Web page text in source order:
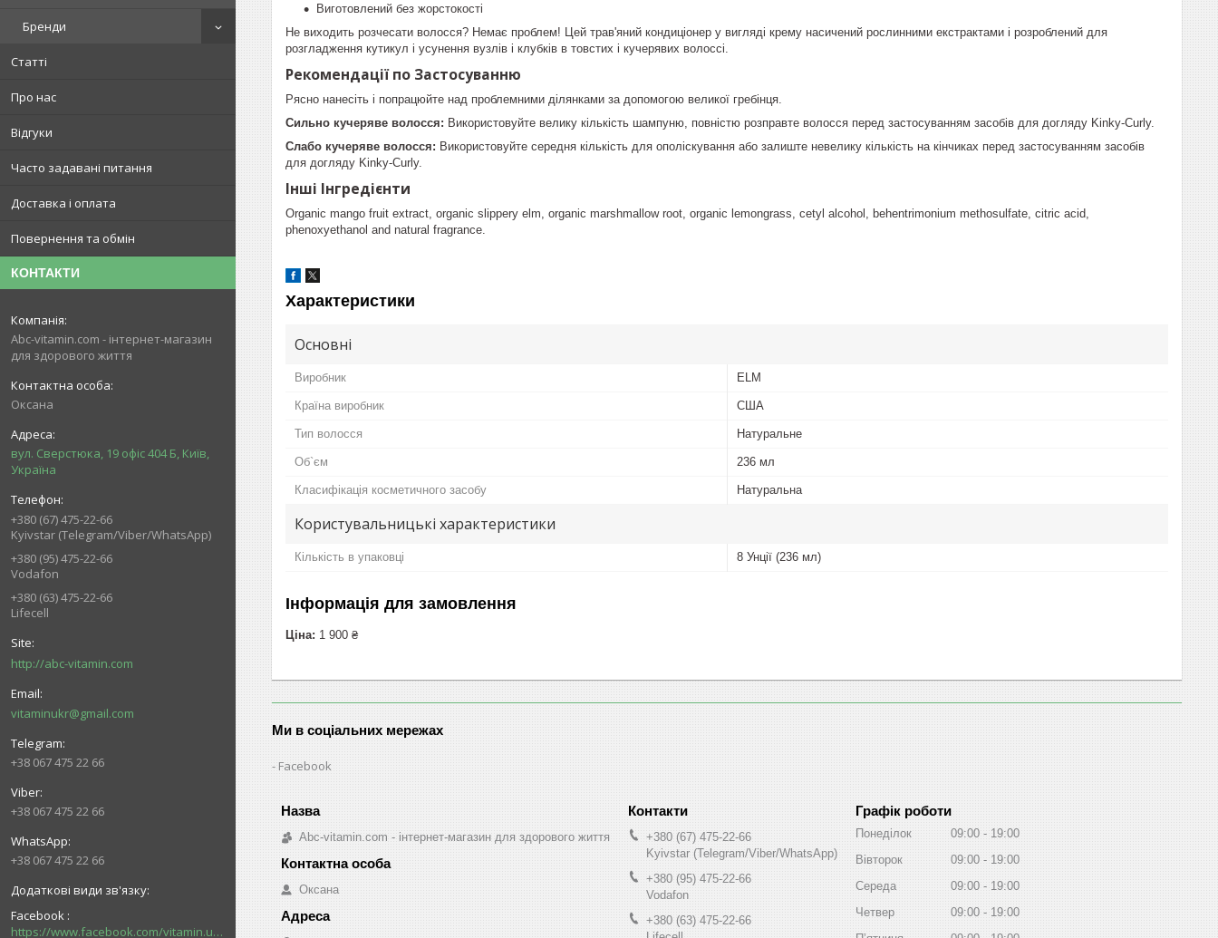
Бренди
Статті
Про нас
Відгуки
Часто задавані питання
Доставка і оплата
Повернення та обмін
КОНТАКТИ
Abc-vitamin.com - інтернет-магазин
для здорового життя
Оксана
вул. Сверстюка, 19 офіс 404 Б, Київ,
Україна
+380 (67) 475-22-66
Kyivstar (Telegram/Viber/WhatsApp)
+380 (95) 475-22-66
Vodafon
+380 (63) 475-22-66
Lifecell
http://abc-vitamin.com
vitaminukr@gmail.com
+38 067 475 22 66
+38 067 475 22 66
+38 067 475 22 66
Facebook
https://www.facebook.com/vitamin.ukr/
Виготовлений без жорстокості
Не виходить розчесати волосся? Немає проблем! Цей трав'яний кондиціонер у вигляді крему насичений рослинними екстрактами і розроблений для
розгладження кутикул і усунення вузлів і клубків в товстих і кучерявих волоссі.
Рекомендації по Застосуванню
Рясно нанесіть і попрацюйте над проблемними ділянками за допомогою великої гребінця.
Сильно кучеряве волосся: Використовуйте велику кількість шампуню, повністю розправте волосся перед застосуванням засобів для догляду Kinky-Curly.
Слабо кучеряве волосся: Використовуйте середня кількість для ополіскування або залиште невелику кількість на кінчиках перед застосуванням засобів
для догляду Kinky-Curly.
Інші Інгредієнти
Organic mango fruit extract, organic slippery elm, organic marshmallow root, organic lemongrass, cetyl alcohol, behentrimonium methosulfate, citric acid,
phenoxyethanol and natural fragrance.
Характеристики
Основні
Виробник ELM
Країна виробник США
Тип волосся Натуральне
Об`єм 236 мл
Класифікація косметичного засобу Натуральна
Користувальницькі характеристики
Кількість в упаковці 8 Унції (236 мл)
Інформація для замовлення
Ціна: 1 900 ₴
Ми в соціальних мережах
Facebook
Abc-vitamin.com - інтернет-магазин для здорового життя
Оксана
+380 (67) 475-22-66
Kyivstar (Telegram/Viber/WhatsApp)
+380 (95) 475-22-66
Vodafon
+380 (63) 475-22-66
Графік роботи
Понеділок 09:00
19:00
Вівторок
09:00
19:00
Середа
09:00
19:00
Четвер
09:00
19:00